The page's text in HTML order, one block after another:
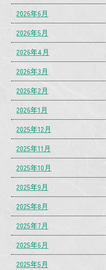
2026年6月
2026年5月
2026年4月
2026年3月
2026年2月
2026年1月
2025年12月
2025年11月
2025年10月
2025年9月
2025年8月
2025年7月
2025年6月
2025年5月